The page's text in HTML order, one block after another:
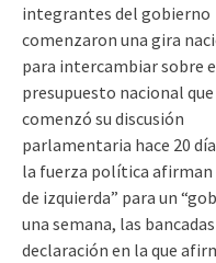
integrantes del gobierno
comenzaron una gira
para intercambiar sobre
presupuesto nacional que
comenzó su discusión
parlamentaria hace 20
la fuerza política afirman
de izquierda” para un
una semana, las
declaración en la que